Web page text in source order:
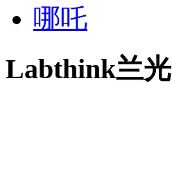
哪吒
Labthink兰光